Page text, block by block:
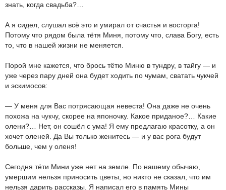
знать, когда свадьба?…
А я сидел, слушал всё это и умирал от счастья и восторга!
Потому что рядом была тётя Миня, потому что, слава Богу, есть
то, что в нашей жизни не меняется.
Порой мне кажется, что брось тётю Миню в тундру, в тайгу — и
уже через пару дней она будет ходить по чумам, сватать чукчей
и эскимосов:
— У меня для Вас потрясающая невеста! Она даже не очень
похожа на чукчу, скорее на японочку. Какое приданое?… Какие
олени?… Нет, он сошёл с ума! Я ему предлагаю красотку, а он
хочет оленей. Да Вы только женитесь — и у вас рога будут
больше, чем у оленя!
Сегодня тёти Мини уже нет на земле. По нашему обычаю,
умершим нельзя приносить цветы, но никто не сказал, что им
нельзя дарить рассказы. Я написал его в память Мины